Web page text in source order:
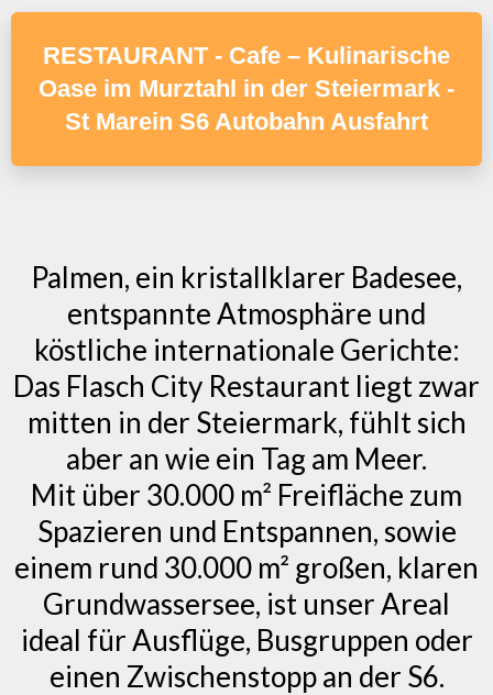
RESTAURANT - Cafe – Kulinarische
Oase im Murztahl in der Steiermark -
St Marein S6 Autobahn Ausfahrt
Palmen, ein kristallklarer Badesee,
entspannte Atmosphäre und
köstliche internationale Gerichte:
Das Flasch City Restaurant liegt zwar
mitten in der Steiermark, fühlt sich
aber an wie ein Tag am Meer.
Mit über 30.000 m² Freifläche zum
Spazieren und Entspannen, sowie
einem rund 30.000 m² großen, klaren
Grundwassersee, ist unser Areal
ideal für Ausflüge, Busgruppen oder
einen Zwischenstopp an der S6.